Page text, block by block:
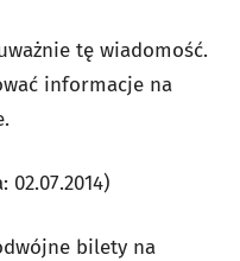
tę wiadomość.
informacje na
bilety na